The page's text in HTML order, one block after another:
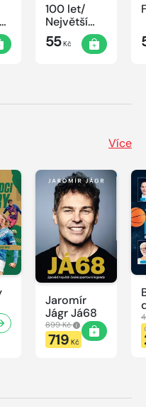
100 let/
Největší
okamžiky
českého
55Kč
Více
Jaromír
Jágr Já68
899 Kč
719 Kč